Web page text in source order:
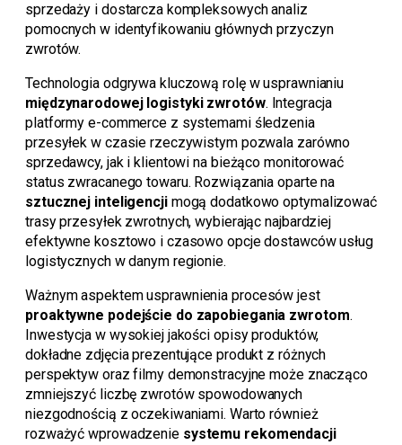
sprzedaży i dostarcza kompleksowych analiz
pomocnych w identyfikowaniu głównych przyczyn
zwrotów.
Technologia odgrywa kluczową rolę w usprawnianiu
międzynarodowej logistyki zwrotów. Integracja
platformy e-commerce z systemami śledzenia
przesyłek w czasie rzeczywistym pozwala zarówno
sprzedawcy, jak i klientowi na bieżąco monitorować
status zwracanego towaru. Rozwiązania oparte na
sztucznej inteligencjimogą dodatkowo optymalizować
trasy przesyłek zwrotnych, wybierając najbardziej
efektywne kosztowo i czasowo opcje dostawców usług
logistycznych w danym regionie.
Ważnym aspektem usprawnienia procesów jest
proaktywne podejście do zapobiegania zwrotom.
Inwestycja w wysokiej jakości opisy produktów,
dokładne zdjęcia prezentujące produkt z różnych
perspektyw oraz filmy demonstracyjne może znacząco
zmniejszyć liczbę zwrotów spowodowanych
niezgodnością z oczekiwaniami. Warto również
rozważyć wprowadzenie systemu rekomendacji